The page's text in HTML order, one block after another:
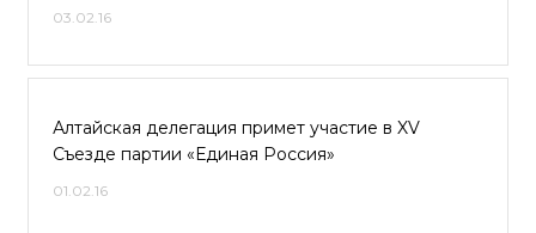
03.02.16
Алтайская делегация примет участие в XV
Съезде партии «Единая Россия»
01.02.16